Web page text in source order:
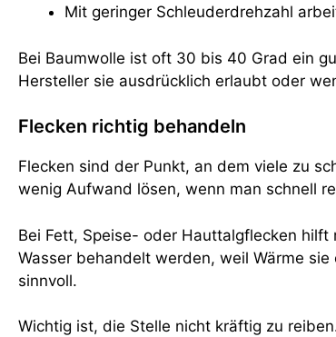
Mit geringer Schleuderdrehzahl
Bei Baumwolle ist oft 30 bis 40 Grad ein
Hersteller sie ausdrücklich erlaubt oder
Flecken richtig behandeln
Flecken sind der Punkt, an dem viele zu
wenig Aufwand lösen, wenn man schnell
Bei Fett, Speise- oder Hauttalgflecken
Wasser behandelt werden, weil Wärme
sinnvoll.
Wichtig ist, die Stelle nicht kräftig zu